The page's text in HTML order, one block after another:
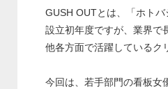
GUSH OUTとは、「ホト
設立初年度ですが、業界で
他各方面で活躍しているク
今回は、若手部門の看板女